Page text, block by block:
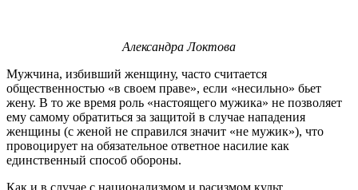
Александра Локтова
Мужчина, избивший женщину, часто считается
общественностью «в своем праве», если «несильно» бьет
жену. В то же время роль «настоящего мужика» не позволяет
ему самому обратиться за защитой в случае нападения
женщины (с женой не справился значит «не мужик»), что
провоцирует на обязательное ответное насилие как
единственный способ обороны.
Как и в случае с национализмом и расизмом культ